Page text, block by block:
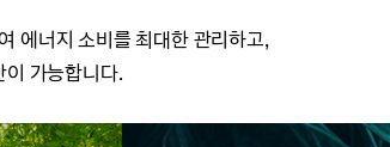
에너지 소비를 최대한 관리하고,
이 가능합니다.